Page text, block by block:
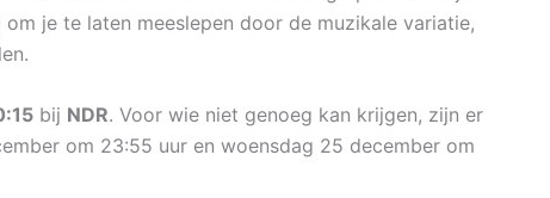
je te laten meeslepen door de muzikale variatie,
bij NDR. Voor wie niet genoeg kan krijgen, zijn er
om 23:55 uur en woensdag 25 december om